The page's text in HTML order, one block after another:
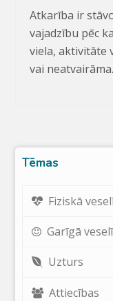
Atkarība ir
vajadzību pēc
viela, aktivitāte
vai
Tēmas
Fiziskā
Garīgā
Uzturs
Attiecības